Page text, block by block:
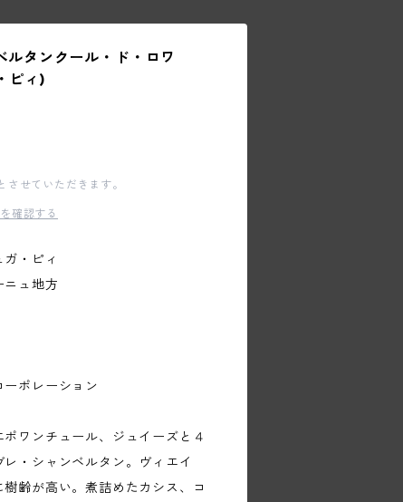
タンクール・ド・ロワ
ピィ)
させていただきます。
確認する
・ピィ
ュ地方
ポレーション
ワンチュール、ジュイーズと４
・シャンベルタン。ヴィエイ
齢が高い。煮詰めたカシス、コ